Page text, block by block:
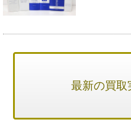
最新の買取